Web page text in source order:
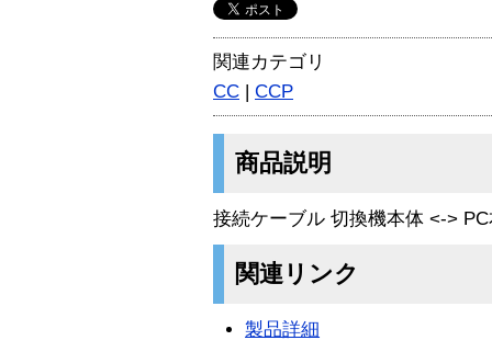
関連カテゴリ
CC | CCP
商品説明
接続ケーブル 切換機本体 <->
関連リンク
製品詳細